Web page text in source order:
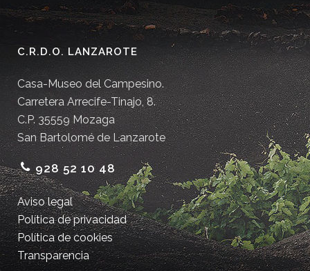
C.R.D.O. LANZAROTE
Casa-Museo del Campesino.
Carretera Arrecife-Tinajo, 8.
C.P. 35559 Mozaga
San Bartolomé de Lanzarote
928 52 10 48
Aviso legal
Política de privacidad
Política de cookies
Transparencia